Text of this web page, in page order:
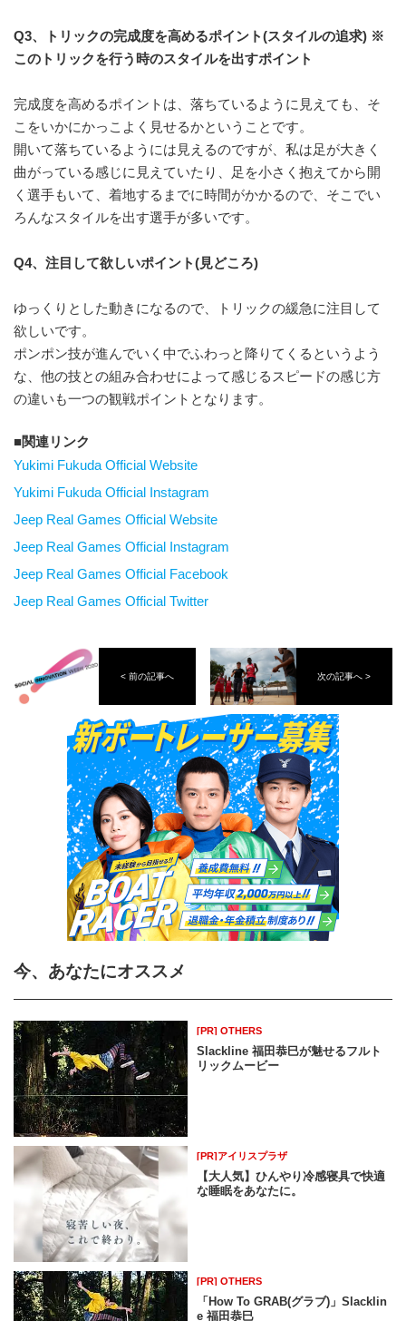
Q3、トリックの完成度を高めるポイント(スタイルの追求) ※
このトリックを行う時のスタイルを出すポイント
完成度を高めるポイントは、落ちているように見えても、そ
こをいかにかっこよく見せるかということです。
開いて落ちているようには見えるのですが、私は足が大きく
曲がっている感じに見えていたり、足を小さく抱えてから開
く選手もいて、着地するまでに時間がかかるので、そこでい
ろんなスタイルを出す選手が多いです。
Q4、注目して欲しいポイント(見どころ)
ゆっくりとした動きになるので、トリックの緩急に注目して
欲しいです。
ポンポン技が進んでいく中でふわっと降りてくるというよう
な、他の技との組み合わせによって感じるスピードの感じ方
の違いも一つの観戦ポイントとなります。
関連リンク
Yukimi Fukuda Official Website
Yukimi Fukuda Official Instagram
Jeep Real Games Official Website
Jeep Real Games Official Instagram
Jeep Real Games Official Facebook
Jeep Real Games Official Twitter
< 前の記事へ 次の記事へ >
今、あなたにオススメ
[PR] OTHERS
Slackline 福田恭巳が魅せるフルト
リックムービー
[PR]アイリスプラザ
【大人気】ひんやり冷感寝具で快適
な睡眠をあなたに。
[PR] OTHERS
「How To GRAB(グラブ)」Slacklin
e 福田恭巳